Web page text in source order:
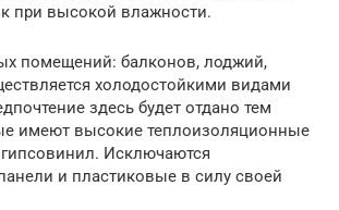
при высокой влажности.
помещений: балконов, лоджий,
холодостойкими видами
здесь будет отдано тем
имеют высокие теплоизоляционные
Исключаются
и пластиковые в силу своей